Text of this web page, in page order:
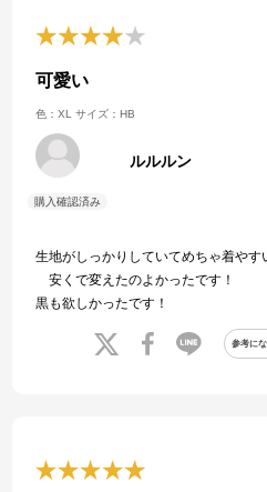
可愛い
色：XL サイズ：HB
ルルルン
生地がしっかりしていてめちゃ着や
安くで変えたのよかったです！
黒も欲しかったです！
参考に